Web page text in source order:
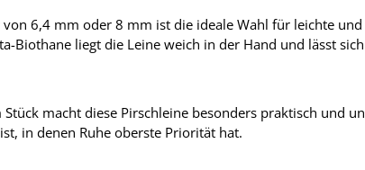
6,4 mm oder 8 mm ist die ideale Wahl für leichte
Biothane liegt die Leine weich in der Hand und lässt
macht diese Pirschleine besonders praktisch und
in denen Ruhe oberste Priorität hat.